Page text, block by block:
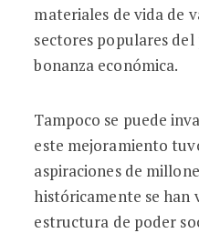
materiales de vida de
sectores populares
bonanza económica.
Tampoco se puede
este mejoramiento
aspiraciones de
históricamente se han
estructura de poder